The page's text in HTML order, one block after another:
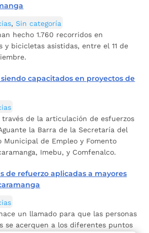
,Sin categoría
hecho 1.760 recorridos en
y bicicletas asistidas, entre el 11 de
capacitados en proyectos de
través de la articulación de esfuerzos
la Barra de la Secretaría del
de Empleo y Fomento
Imebu, y Comfenalco.
de refuerzo aplicadas a mayores
un llamado para que las personas
se acerquen a los diferentes puntos